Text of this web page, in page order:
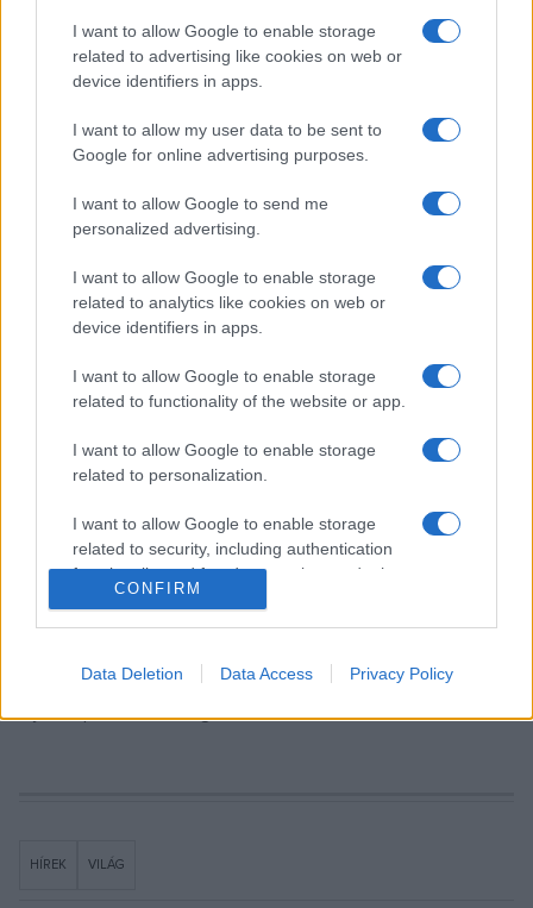
I want to allow Google to enable storage
related to advertising like cookies on web or
device identifiers in apps.
I want to allow my user data to be sent to
Google for online advertising purposes.
I want to allow Google to send me
personalized advertising.
I want to allow Google to enable storage
related to analytics like cookies on web or
device identifiers in apps.
I want to allow Google to enable storage
related to functionality of the website or app.
I want to allow Google to enable storage
related to personalization.
I want to allow Google to enable storage
related to security, including authentication
functionality and fraud prevention, and other
user protection.
CONFIRM
Data Deletion Data Access Privacy Policy
Tess Voelker és Ivan Perez, de rendszeresen meghívást
kaptak olyan sztárok is, mint William Forsythe, Mats Ek vagy
Crystal Pite.
Mandátuma alatt Aurélie Dupont teljes
szabadságot kapott különböző
összetételű közönséget vonzó
tehetségek meghívására, s a
táncelőadások látogatottsága 98
százalékos volt a 2021–2022-es
évadban
– jelezte az operaház. Két évvel a táncigazgató kinevezése
után, 2018 tavaszán nyilvánosságra került egy dokumentum,
amely szerint egy belső felmérés megállapította, hogy az
egyik legjelentősebb tánctársulat tagjai mennyire
elégedetlenek és frusztráltak, s emiatt Aurélie Dupont
vezetési stílusát okolták. Egyes táncosok a párbeszéd és
az odafigyelés hiányára panaszkodtak, aminek hatására
Aurélie Dupont bejelentette, hogy rendszeresen fog
Nyitókép: AFP/Joel Saget
HÍREK VILÁG